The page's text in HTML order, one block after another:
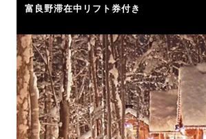
富良野滞在中リフト券付き